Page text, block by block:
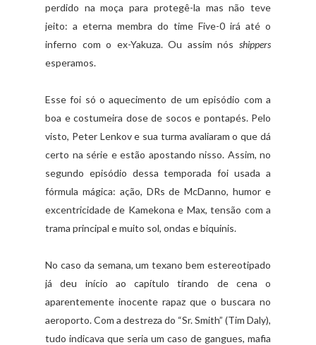
perdido na moça para protegê-la mas não teve
jeito: a eterna membra do time Five-0 irá até o
inferno com o ex-Yakuza. Ou assim nós shippers
esperamos.
Esse foi só o aquecimento de um episódio com a
boa e costumeira dose de socos e pontapés. Pelo
visto, Peter Lenkov e sua turma avaliaram o que dá
certo na série e estão apostando nisso. Assim, no
segundo episódio dessa temporada foi usada a
fórmula mágica: ação, DRs de McDanno, humor e
excentricidade de Kamekona e Max, tensão com a
trama principal e muito sol, ondas e biquinis.
No caso da semana, um texano bem estereotipado
já deu início ao capítulo tirando de cena o
aparentemente inocente rapaz que o buscara no
aeroporto. Com a destreza do “Sr. Smith” (Tim Daly),
tudo indicava que seria um caso de gangues, mafia